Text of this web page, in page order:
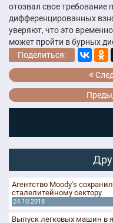
отозвал свое требование
дифференцированных
уверяют, что это
может пройти в бурных
Поделиться:
Агентство Moody's
сталелитейному сектору
24.10.2018
Выпуск легковых машин в